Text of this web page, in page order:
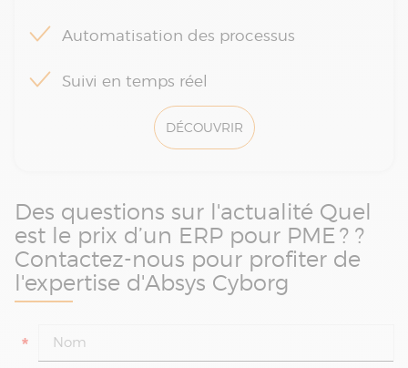
Automatisation des processus
Suivi en temps réel
DÉCOUVRIR
Des questions sur l'actualité Quel
est le prix d’un ERP pour PME ? ?
Contactez-nous pour profiter de
l'expertise d'Absys Cyborg
*